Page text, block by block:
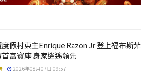
度假村東主Enrique Razon Jr 登上福布斯菲
首富寶座 身家遙遙領先
2026年08月07日 09:57